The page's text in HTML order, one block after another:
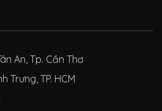
An, Tp. Cần Thơ
Trưng, TP. HCM